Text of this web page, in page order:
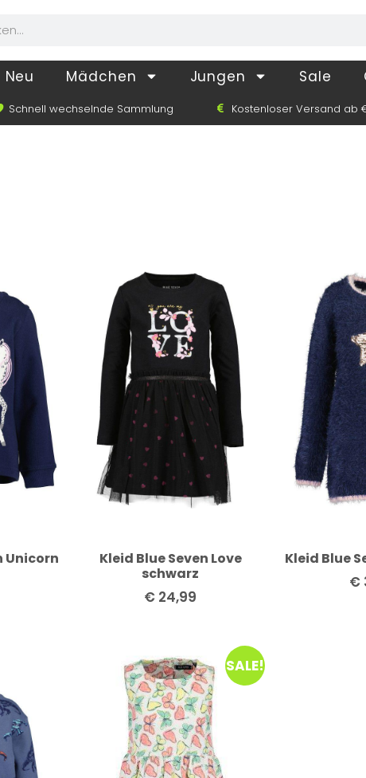
Neu Mädchen Jungen Sale
Schnell wechselnde Sammlung Kostenloser Versand ab
Unicorn
Kleid Blue Seven Love
schwarz
€ 24,99
Kleid Blue
€
SALE!